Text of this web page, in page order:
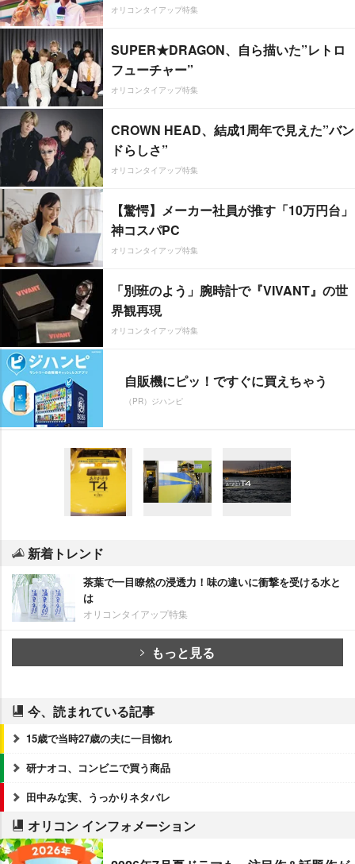
オリコンタイアップ特集
SUPER★DRAGON、自ら描いた”レトロ
フューチャー”
オリコンタイアップ特集
CROWN HEAD、結成1周年で見えた”バン
ドらしさ”
オリコンタイアップ特集
【驚愕】メーカー社員が推す「10万円台」
神コスパPC
オリコンタイアップ特集
「別班のよう」腕時計で『VIVANT』の世
界観再現
オリコンタイアップ特集
自販機にピッ！ですぐに買えちゃう
（PR）ジハンピ
新着トレンド
茶葉で一目瞭然の浸透力！味の違いに衝撃を受ける水と
は
オリコンタイアップ特集
もっと見る
今、読まれている記事
15歳で当時27歳の夫に一目惚れ
研ナオコ、コンビニで買う商品
田中みな実、うっかりネタバレ
オリコン インフォメーション